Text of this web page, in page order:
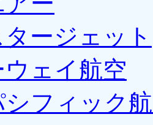
ージェット
ェイ航空
シフィック